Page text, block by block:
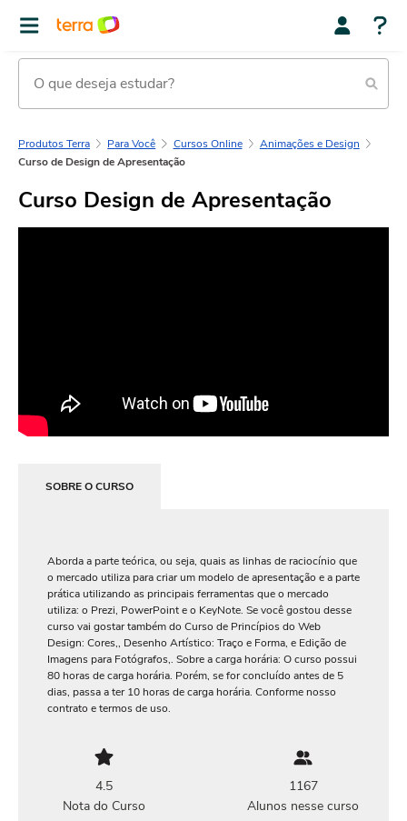
Produtos Terra Para Você Cursos Online
Animações e Design
Curso de Design de Apresentação
Curso Design de Apresentação
SOBRE O CURSO
Aborda a parte teórica, ou seja, quais as linhas de raciocínio que
o mercado utiliza para criar um modelo de apresentação e a parte
prática utilizando as principais ferramentas que o mercado
utiliza: o Prezi, PowerPoint e o KeyNote. Se você gostou desse
curso vai gostar também do Curso de Princípios do Web
Design: Cores,, Desenho Artístico: Traço e Forma, e Edição de
Imagens para Fotógrafos,. Sobre a carga horária: O curso possui
80 horas de carga horária. Porém, se for concluído antes de 5
dias, passa a ter 10 horas de carga horária. Conforme nosso
contrato e termos de uso.
4.5
Nota do Curso
1167
Alunos nesse curso